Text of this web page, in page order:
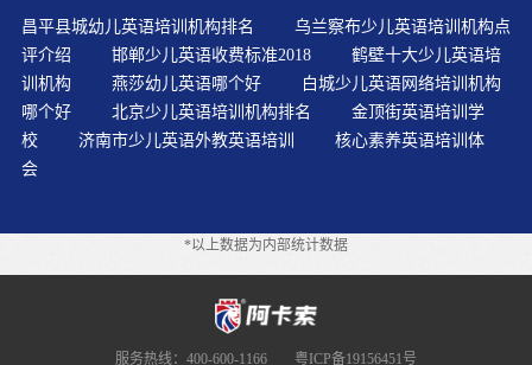
要因材施教,使学生听一点,懂一点,时时有收获,堂堂有积累,
在他们面前不可高谈阔论。听写是一项很重要的语言能力
训练，不仅有助于训练孩子的英语听力，还有助于训练孩
子的拼写能力。很多家长对孩子学习都存在急于求成或揠
苗助长的心态，总是希望孩子通过短时间的学习达到高水
平的效果，殊不知，这样的心态会给孩子无形中带来压
力，让孩子产生厌学的心理。浸入式就是要求老师们也要
要家长在学习中不断和儿童、老师进行沟通。母语式教
学，小班授课，老师逐一辅导，培养纯正发音地道语感。
幼儿接受外部事物主要是通过视觉和听觉感受器，进入大
脑的许多信息中，音响效果给幼儿的印象是很深刻的。上
课时几乎完全抛开母语，一切教学活动均用英语进行，减
昌平县城幼儿英语培训机构排名
乌兰察布少儿英语培训机构点
评介绍
邯郸少儿英语收费标准2018
鹤壁十大少儿英语培
训机构
燕莎幼儿英语哪个好
白城少儿英语网络培训机构
哪个好
北京少儿英语培训机构排名
金顶街英语培训学
校
济南市少儿英语外教英语培训
核心素养英语培训体
会
*以上数据为内部统计数据
服务热线：400-600-1166 粤ICP备19156451号